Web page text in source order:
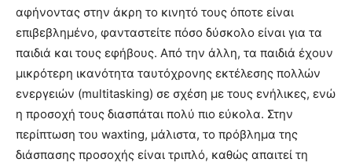
αφήνοντας στην άκρη το κινητό τους όποτε είναι
επιβεβλημένο, φανταστείτε πόσο δύσκολο είναι για τα
παιδιά και τους εφήβους. Από την άλλη, τα παιδιά έχουν
μικρότερη ικανότητα ταυτόχρονης εκτέλεσης πολλών
ενεργειών (multitasking) σε σχέση με τους ενήλικες, ενώ
η προσοχή τους διασπάται πολύ πιο εύκολα. Στην
περίπτωση του waxting, μάλιστα, το πρόβλημα της
διάσπασης προσοχής είναι τριπλό, καθώς απαιτεί τη